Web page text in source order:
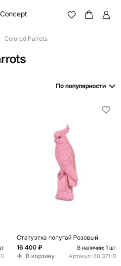
Colored Parrots
По популярности
Статуэтка попугай Розовый
16 400 ₽
В наличии: 1 шт
В корзину Артикул: 60.371-0